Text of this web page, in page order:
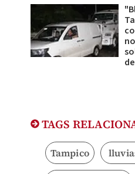
TAGS
Tampico